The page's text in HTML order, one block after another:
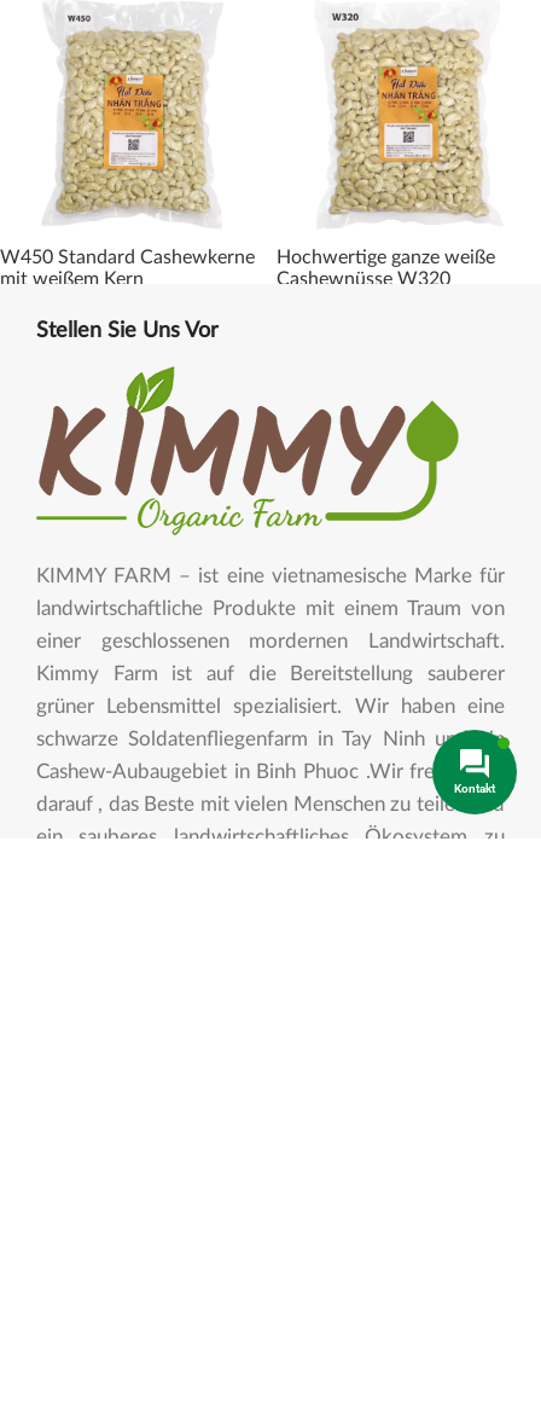
W450 Standard Cashewkerne
mit weißem Kern
Hochwertige ganze weiße
Cashewnüsse W320
Stellen Sie Uns Vor
KIMMY FARM – ist eine vietnamesische Marke für
landwirtschaftliche Produkte mit einem Traum von
einer geschlossenen mordernen Landwirtschaft.
Kimmy Farm ist auf die Bereitstellung sauberer
grüner Lebensmittel spezialisiert. Wir haben eine
schwarze Soldatenfliegenfarm in Tay Ninh und ein
Cashew-Aubaugebiet in Binh Phuoc .Wir freuen uns
darauf , das Beste mit vielen Menschen zu teilen und
ein sauberes landwirtschaftliches Ökosystem zu
Kontakt